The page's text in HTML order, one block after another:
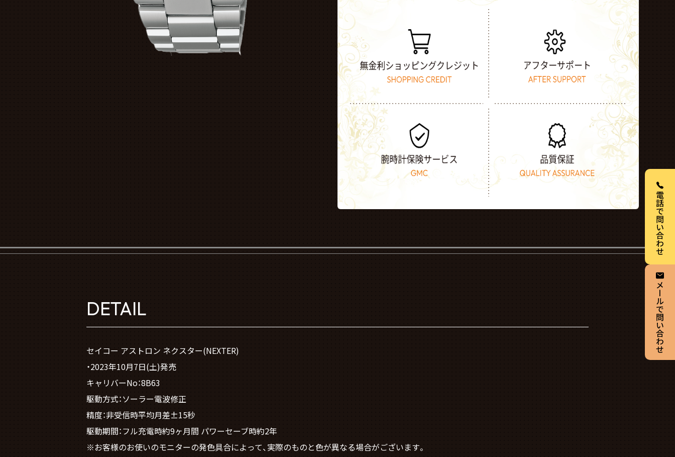
DETAIL
セイコー アストロン ネクスター(NEXTER)
・2023年10月7日(土)発売
キャリバーNo：8B63
駆動方式：ソーラー電波修正
精度：非受信時平均月差±15秒
駆動期間：フル充電時約9ヶ月間 パワーセーブ時約2年
※お客様のお使いのモニターの発色具合によって、実際のものと色が異なる場合がございます。